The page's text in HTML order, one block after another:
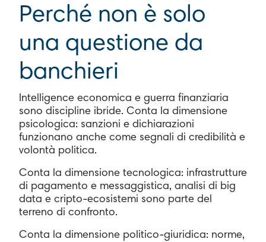
Perché non è solo
una questione da
banchieri
Intelligence economica e guerra finanziaria
sono discipline ibride. Conta la dimensione
psicologica: sanzioni e dichiarazioni
funzionano anche come segnali di credibilità e
volontà politica.
Conta la dimensione tecnologica: infrastrutture
di pagamento e messaggistica, analisi di big
data e cripto-ecosistemi sono parte del
terreno di confronto.
Conta la dimensione politico-giuridica: norme,